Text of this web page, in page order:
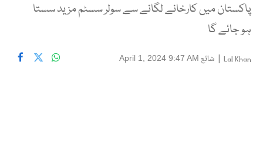
پاکستان میں کارخانے لگانے سے سولر سسٹم مزید سستا
ہو جائے گا
Lal Khan
| شائع April 1, 2024 9:47 AM